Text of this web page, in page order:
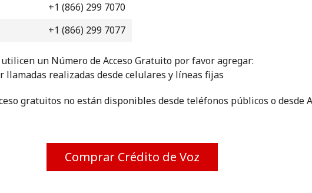
¿Olvidaste tu contraseña? →
+1 (866) 299 7070
+1 (866) 299 7077
un Número de Acceso Gratuito por favor agregar:
llamadas realizadas desde celulares y líneas fijas
gratuitos no están disponibles desde teléfonos públicos o desde
Comprar Crédito de Voz